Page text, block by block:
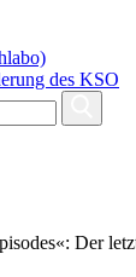
des KSO
Der